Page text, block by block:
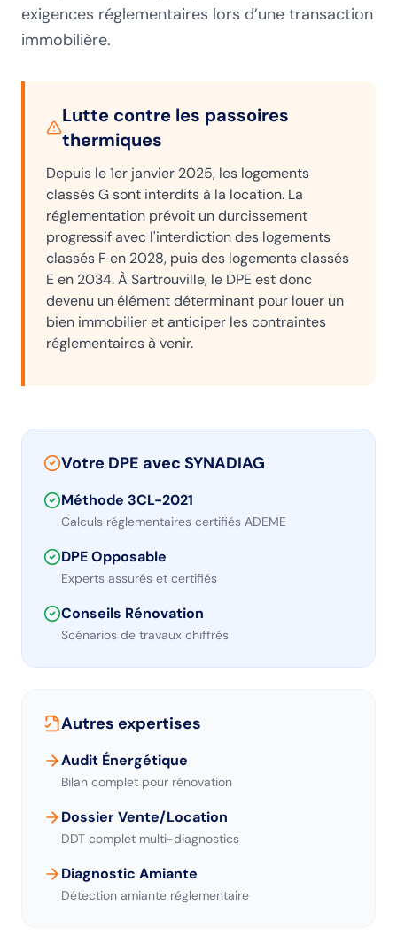
exigences réglementaires lors d’une transaction
immobilière.
Lutte contre les passoires
thermiques
Depuis le 1er janvier 2025, les logements
classés G sont interdits à la location. La
réglementation prévoit un durcissement
progressif avec l'interdiction des logements
classés F en 2028, puis des logements classés
E en 2034. À Sartrouville, le DPE est donc
devenu un élément déterminant pour louer un
bien immobilier et anticiper les contraintes
réglementaires à venir.
Votre DPE avec SYNADIAG
Méthode 3CL-2021
Calculs réglementaires certifiés ADEME
DPE Opposable
Experts assurés et certifiés
Conseils Rénovation
Scénarios de travaux chiffrés
Autres expertises
Audit Énergétique
Bilan complet pour rénovation
Dossier Vente/Location
DDT complet multi-diagnostics
Diagnostic Amiante
Détection amiante réglementaire